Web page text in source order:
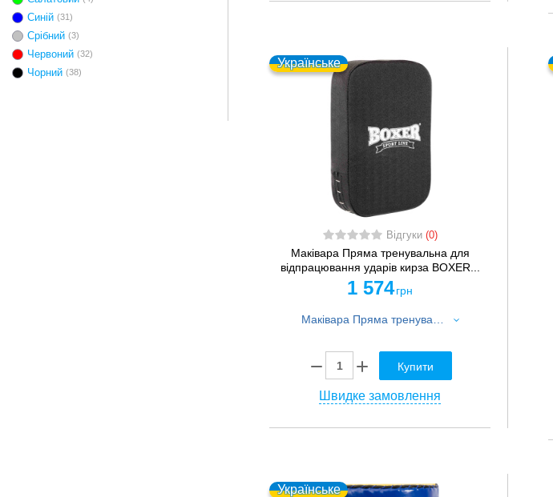
Синій (31)
Срібний (3)
Червоний (32)
Чорний (38)
Українське
Відгуки (0)
Маківара Пряма тренувальна для
відпрацювання ударів кирза BOXER...
1 574 грн
Маківара Пряма тренувальна для відпрацювання ударів кирза BOXER 1018-02 45х30х10см 1шт чорний
Купити
Швидке замовлення
Українське